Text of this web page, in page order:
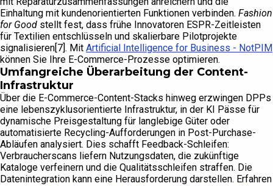
Einhaltung mit kundenorientierten Funktionen verbinden. Fashion
for Good stellt fest, dass frühe Innovatoren ESPR-Zeitleisten
für Textilien entschlüsseln und skalierbare Pilotprojekte
signalisieren[7]. Mit Artificial Intelligence for Business - NotPIM
können Sie Ihre E-Commerce-Prozesse optimieren.
Umfangreiche Überarbeitung der Content-
Infrastruktur
Über die E-Commerce-Content-Stacks hinweg erzwingen DPPs
eine lebenszyklusorientierte Infrastruktur, in der KI Pässe für
dynamische Preisgestaltung für langlebige Güter oder
automatisierte Recycling-Aufforderungen in Post-Purchase-
Abläufen analysiert. Dies schafft Feedback-Schleifen:
Verbraucherscans liefern Nutzungsdaten, die zukünftige
Kataloge verfeinern und die Qualitätsschleifen straffen. Die
Datenintegration kann eine Herausforderung darstellen. Erfahren